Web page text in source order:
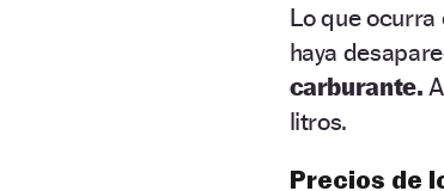
Lo que
haya
carburante.
litros.